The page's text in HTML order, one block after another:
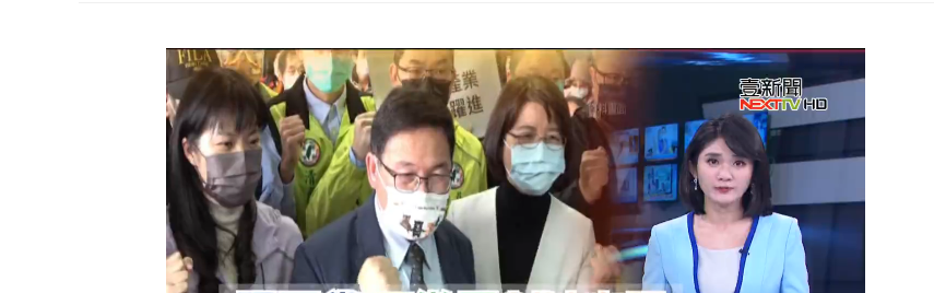
沖繩機場航班取消！ 滯留旅客「拚手速」搶...
蕭美琴赴高雄視察城鎮韌性演習 AIT高雄分...